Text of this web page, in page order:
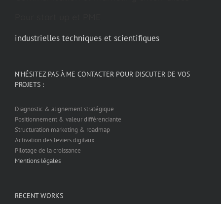
industrielles techniques et scientifiques
N’HÉSITEZ PAS À ME CONTACTER POUR DISCUTER DE VOS
PROJETS :
Diagnostic & alignement stratégique
Positionnement & valeur différenciante
Structuration marketing & roadmap
Activation des leviers digitaux
Pilotage de la croissance
Mentions légales
RECENT WORKS